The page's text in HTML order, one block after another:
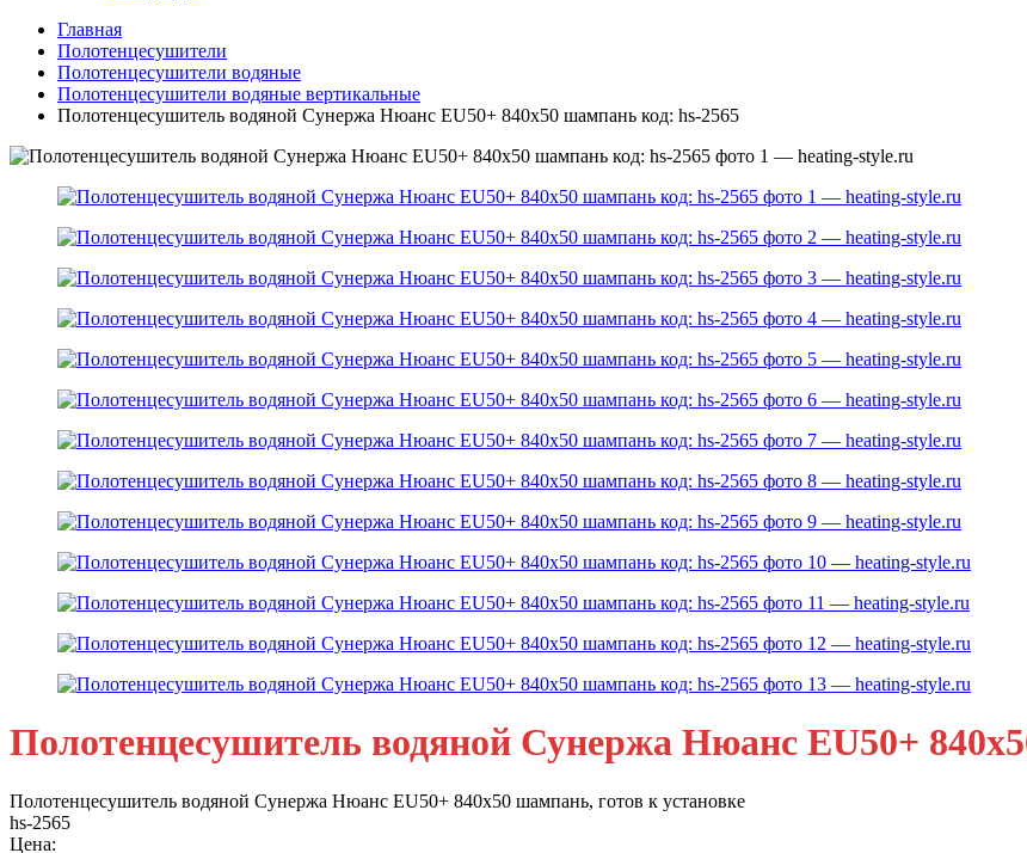
Главная
Полотенцесушители
Полотенцесушители водяные
Полотенцесушители водяные вертикальные
Полотенцесушитель водяной Сунержа Нюанс EU50+ 840х50 шампань код: hs-2565
Полотенцесушитель водяной Сунержа Нюанс EU50+
Полотенцесушитель водяной Сунержа Нюанс EU50+ 840х50 шампань, готов к установке
hs-2565
Цена: